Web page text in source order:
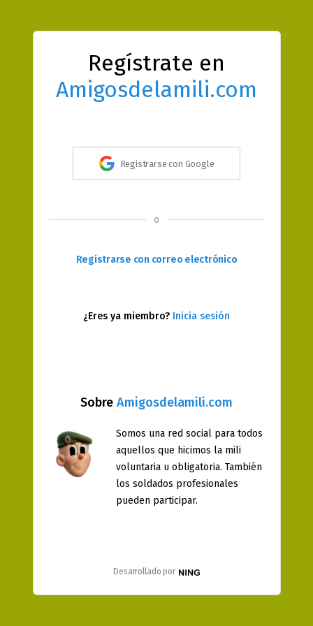
Regístrate en
Amigosdelamili.com
Sobre Amigosdelamili.com
Somos una red social para todos
aquellos que hicimos la mili
voluntaria u obligatoria. También
los soldados profesionales
pueden participar.
Desarrollado por
Registrarse con Google
o
Registrarse con correo electrónico
¿Eres ya miembro? Inicia sesión